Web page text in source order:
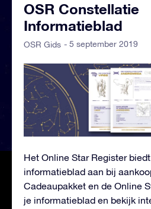
OSR Constellatie
Informatieblad
OSR Gids - 5 september 2019
Het Online Star Register
informatieblad aan bij
Cadeaupakket en de Online
je informatieblad en bekijk